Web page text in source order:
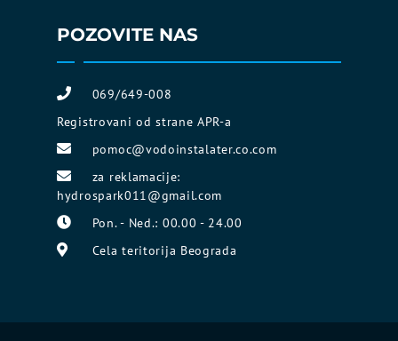
POZOVITE NAS
069/649-008
Registrovani od strane APR-a
pomoc@vodoinstalater.co.com
za reklamacije:
hydrospark011@gmail.com
Pon. - Ned.: 00.00 - 24.00
Cela teritorija Beograda